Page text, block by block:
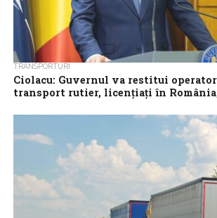
TRANSPORTURI
Ciolacu: Guvernul va restitui
transport rutier, licenţiaţi în
Premierul Marcel Ciolacu a anunţat, joi, că
operatorilor de transport rutier, licenţiaţi în
din creşterea accizei la...